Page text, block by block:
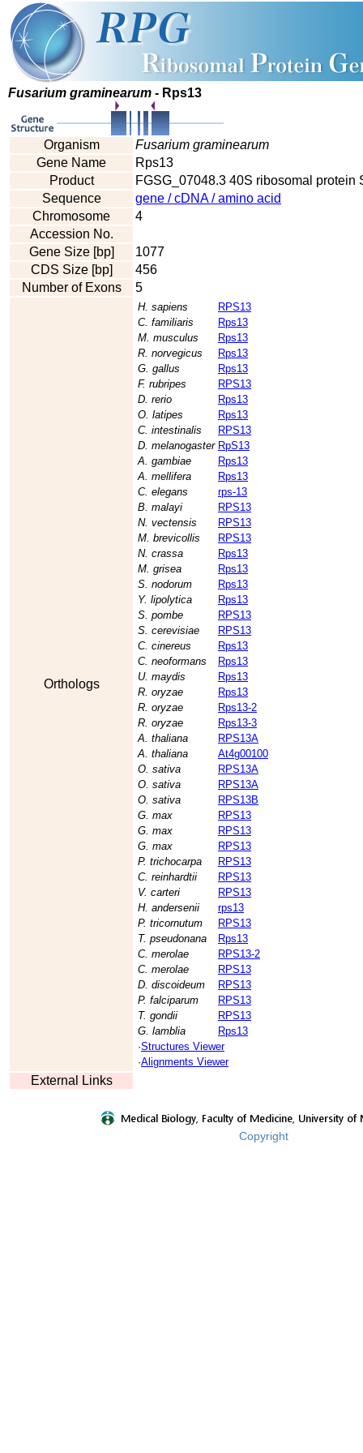
Fusarium graminearum - Rps13
Organism
Fusarium graminearum
Gene Name
Rps13
Product
FGSG_07048.3 40S ribosomal protein
Sequence
gene / cDNA / amino acid
Chromosome
4
Accession No.
Gene Size [bp]
1077
CDS Size [bp]
456
Number of Exons
5
Orthologs
H. sapiens
RPS13
C. familiaris
Rps13
M. musculus
Rps13
R. norvegicus
Rps13
G. gallus
Rps13
F. rubripes
RPS13
D. rerio
Rps13
O. latipes
Rps13
C. intestinalis
RPS13
D. melanogaster RpS13
A. gambiae
Rps13
A. mellifera
Rps13
C. elegans
rps-13
B. malayi
RPS13
N. vectensis
RPS13
M. brevicollis
RPS13
N. crassa
Rps13
M. grisea
Rps13
S. nodorum
Rps13
Y. lipolytica
Rps13
S. pombe
RPS13
S. cerevisiae
RPS13
C. cinereus
Rps13
C. neoformans
Rps13
U. maydis
Rps13
R. oryzae
Rps13
R. oryzae
Rps13-2
R. oryzae
Rps13-3
A. thaliana
RPS13A
A. thaliana
At4g00100
O. sativa
RPS13A
O. sativa
RPS13A
O. sativa
RPS13B
G. max
RPS13
G. max
RPS13
G. max
RPS13
P. trichocarpa
RPS13
C. reinhardtii
RPS13
V. carteri
RPS13
H. andersenii
rps13
P. tricornutum
RPS13
T. pseudonana
Rps13
C. merolae
RPS13-2
C. merolae
RPS13
D. discoideum
RPS13
P. falciparum
RPS13
T. gondii
RPS13
G. lamblia
Rps13
·Structures Viewer
·Alignments Viewer
External Links
Copyright